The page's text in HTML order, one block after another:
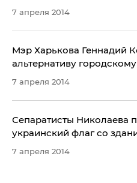
7 апреля 2014
Мэр Харькова Геннадий
альтернативу
7 апреля 2014
Сепаратисты Николаева
украинский флаг со
7 апреля 2014